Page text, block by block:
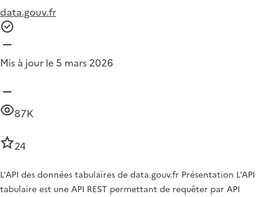
data.gouv.fr
Mis à jour le 5 mars 2026
87K
24
L'API des données tabulaires de data.gouv.fr Présentation L'API
tabulaire est une API REST permettant de requêter par API